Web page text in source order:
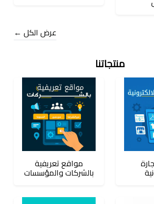
عرض الكل ←
منتجاتنا
مواقع تعريفية
بالشركات والمؤسسات